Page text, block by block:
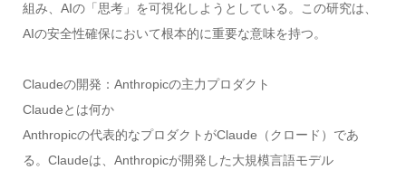
組み、AIの「思考」を可視化しようとしている。この研究は、
AIの安全性確保において根本的に重要な意味を持つ。
Claudeの開発：Anthropicの主力プロダクト
Claudeとは何か
Anthropicの代表的なプロダクトがClaude（クロード）であ
る。Claudeは、Anthropicが開発した大規模言語モデル